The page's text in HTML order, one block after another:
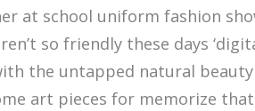
at school uniform fashion
so friendly these days
the untapped natural
art pieces for memorize